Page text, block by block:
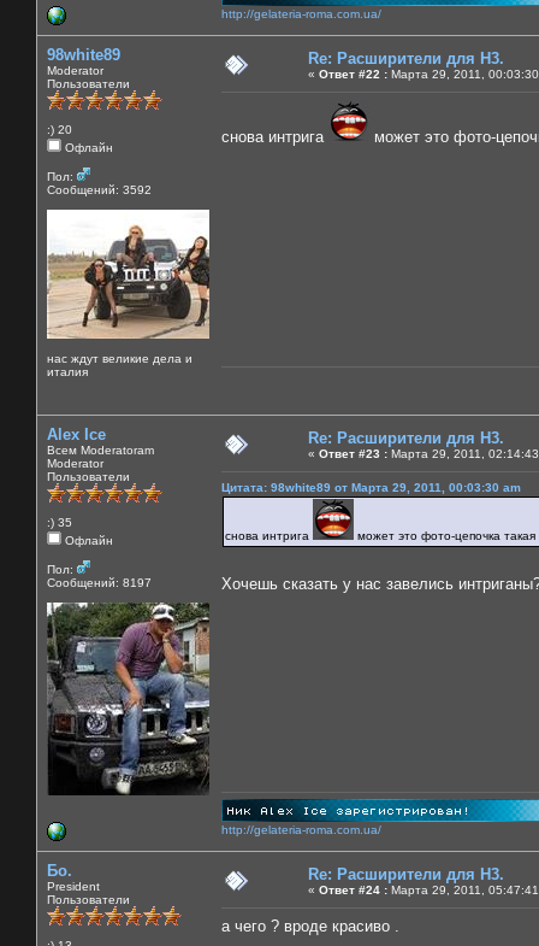
http://gelateria-roma.com.ua/
98white89
Moderator
Пользователи
:) 20
Офлайн
Пол:
Сообщений: 3592
нас ждут великие дела и
италия
Re: Расширители для Н3.
« Ответ #22 : Марта 29, 2011,
снова интрига может это фото-
Alex Ice
Всем Moderatoram
Moderator
Пользователи
:) 35
Офлайн
Пол:
Сообщений: 8197
Re: Расширители для Н3.
« Ответ #23 : Марта 29, 2011,
Цитата: 98white89 от Марта 29, 2011, 00:03:30 am
снова интрига может это фото-цепочка
Хочешь сказать у нас завелись
http://gelateria-roma.com.ua/
Бо.
President
Пользователи
Re: Расширители для Н3.
« Ответ #24 : Марта 29, 2011,
а чего ? вроде красиво .